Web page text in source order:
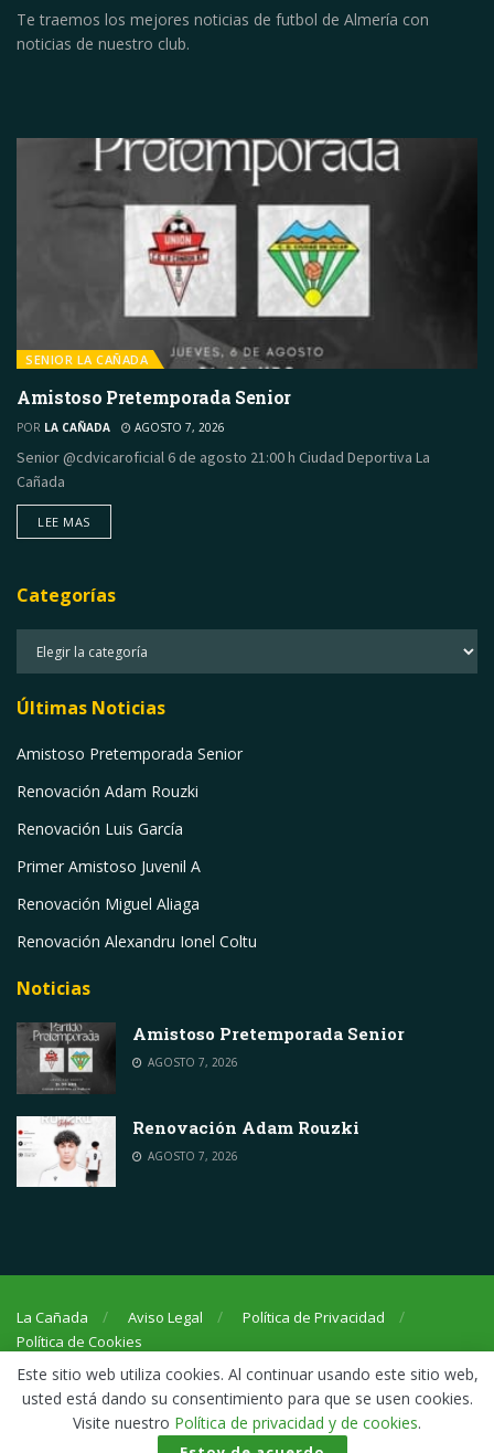
Te traemos los mejores noticias de futbol de Almería con
noticias de nuestro club.
SENIOR LA CAÑADA
Amistoso Pretemporada Senior
POR LA CAÑADA AGOSTO 7, 2026
Senior @cdvicaroficial 6 de agosto 21:00 h Ciudad Deportiva La
Cañada
LEE MAS
Categorías
Categorías
Últimas Noticias
Amistoso Pretemporada Senior
Renovación Adam Rouzki
Renovación Luis García
Primer Amistoso Juvenil A
Renovación Miguel Aliaga
Renovación Alexandru Ionel Coltu
Noticias
Amistoso Pretemporada Senior
AGOSTO 7, 2026
Renovación Adam Rouzki
AGOSTO 7, 2026
La Cañada Aviso Legal
Política de Privacidad
Política de Cookies
© 2020 - 2025 La Cañada Atlético Unión Club Deportivo. Todos los
Este sitio web utiliza cookies. Al continuar usando este sitio web,
usted está dando su consentimiento para que se usen cookies.
Visite nuestro Política de privacidad y de cookies.